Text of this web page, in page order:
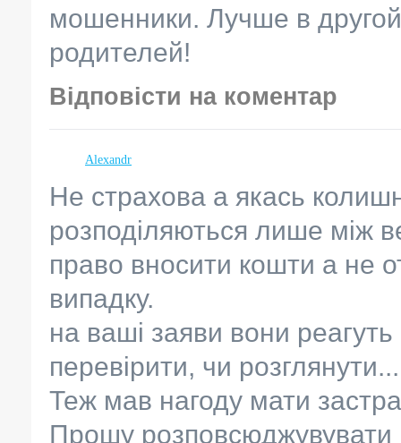
мошенники. Лучше в
родителей!
Відповісти на коментар
Alexandr
Не страхова а якась
розподіляються лише між
право вносити кошти а не
випадку.
на ваші заяви вони
перевірити, чи
Теж мав нагоду мати
Прошу